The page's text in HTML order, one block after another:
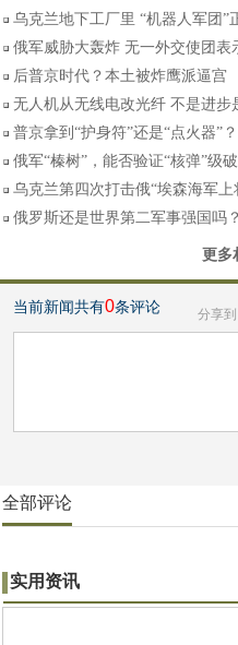
乌克兰地下工厂里 “机器人军团”
俄军威胁大轰炸 无一外交使团表
后普京时代？本土被炸鹰派逼宫
无人机从无线电改光纤 不是进步
普京拿到“护身符”还是“点火器”？
俄军“榛树”，能否验证“核弹”级
乌克兰第四次打击俄“埃森海军上
俄罗斯还是世界第二军事强国吗？
更多
当前新闻共有0条评论 分享到
全部评论
实用资讯